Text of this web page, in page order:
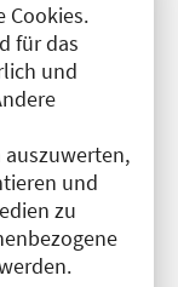
Cookies.
für das
und
und
zu